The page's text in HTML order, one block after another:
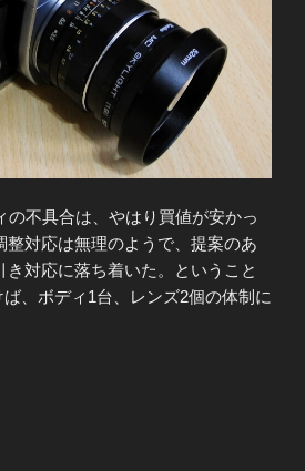
の不具合は、やはり買値が安かっ
整対応は無理のようで、提案のあ
き対応に落ち着いた。ということ
、ボディ1台、レンズ2個の体制に